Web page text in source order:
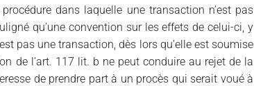
dans laquelle une transaction n’est pas
qu’une convention sur les effets de celui-ci, y
pas une transaction, dès lors qu’elle est soumise
de l’art. 117 lit. b ne peut conduire au rejet de la
de prendre part à un procès qui serait voué à